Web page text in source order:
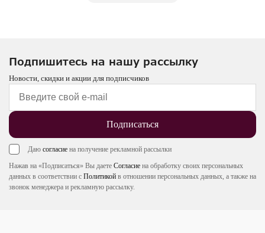
Подпишитесь на нашу рассылку
Новости, скидки и акции для подписчиков
Подписаться
Даю согласие на получение рекламной рассылки
Нажав на «Подписаться» Вы даете Согласие на обработку своих персональных
данных в соответствии с Политикой в отношении персональных данных, а также на
звонок менеджера и рекламную рассылку.